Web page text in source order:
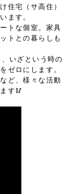
住宅（サ高住）
ます。
トな個室。家具
トとの暮らしも
いざという時の
ゼロにします。
ど、様々な活動
す🥢